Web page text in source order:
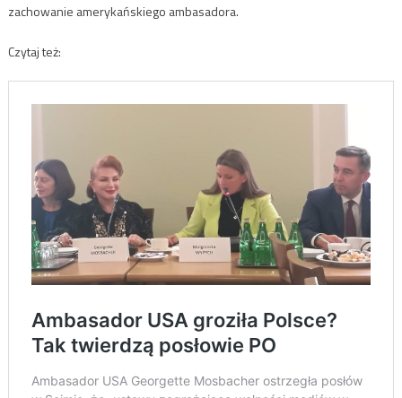
zachowanie amerykańskiego ambasadora.
Czytaj też: